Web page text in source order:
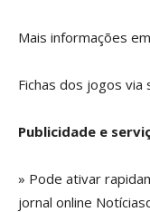
Mais informações em
Fichas dos jogos via
Publicidade e
» Pode ativar
jornal online